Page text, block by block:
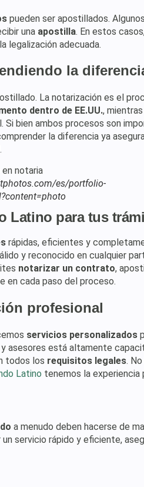
pueden ser apostillados.
una apostilla. En estos
legalización adecuada.
la
La notarización es el
dentro de EE.UU.,
bien ambos procesos son
la diferencia ya
es/portfolio-
Latino para tus
rápidas, eficientes y
y reconocido en cualquier
notarizar un contrato,
en cada paso del proceso.
profesional
servicios personalizados
asesores está altamente
todos los requisitos legales.
Latino tenemos la experiencia
a menudo deben hacerse de
servicio rápido y eficiente,